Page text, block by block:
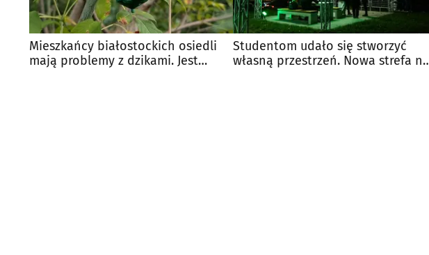
Mieszkańcy białostockich osiedli
mają problemy z dzikami. Jest
Studentom udało się stworzyć
własną przestrzeń. Nowa strefa na